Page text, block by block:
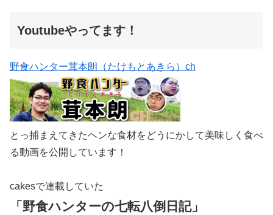
Youtubeやってます！
野食ハンター茸本朗（たけもとあきら）ch
とっ捕まえてきたヘンな食材をどうにかして美味しく食べ
る動画を公開しています！
cakesで連載していた
「野食ハンターの七転八倒日記」